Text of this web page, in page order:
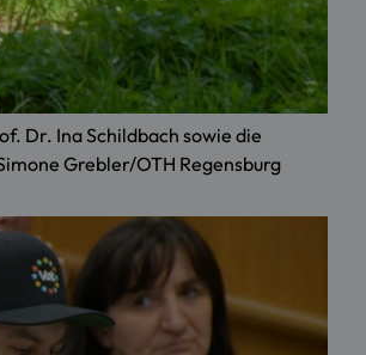
Dr. Ina Schildbach sowie die
Grebler/OTH Regensburg